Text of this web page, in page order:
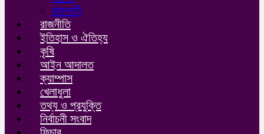
রাজশাহী
রাজনীতি
ইতিহাস ও ঐতিহ্য
কৃষি
আইন আদালত
ক্যাম্পাস
খেলাধুলা
তথ্য ও প্রযুক্তি
নির্বাচনী সংবাদ